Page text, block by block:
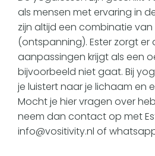
als mensen met ervaring in
zijn altijd een combinatie
(ontspanning). Ester zorgt er
aanpassingen krijgt als een
bijvoorbeeld niet gaat. Bij
je luistert naar je lichaam en
Mocht je hier vragen over
neem dan contact op met
info@vositivity.nl of